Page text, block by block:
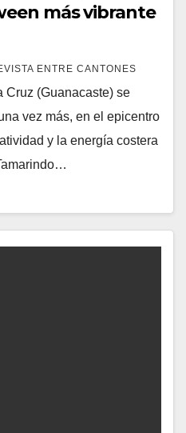
más vibrante
ENTRE CANTONES
Cruz (Guanacaste) se
vez más, en el epicentro
y la energía costera